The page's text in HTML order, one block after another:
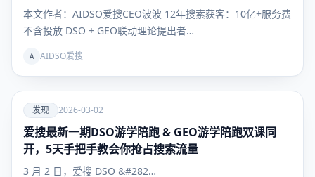
本文作者：AIDSO爱搜CEO波波 12年搜索获客：10亿+服务费
不含投放 DSO + GEO联动理论提出者…
A AIDSO爱搜
爱
发现
发现 2026-03-02
爱搜最新一期DSO游学陪跑 & GEO游学陪跑双课同
开，5天手把手教会你抢占搜索流量
3 月 2 日，爱搜 DSO &#282…